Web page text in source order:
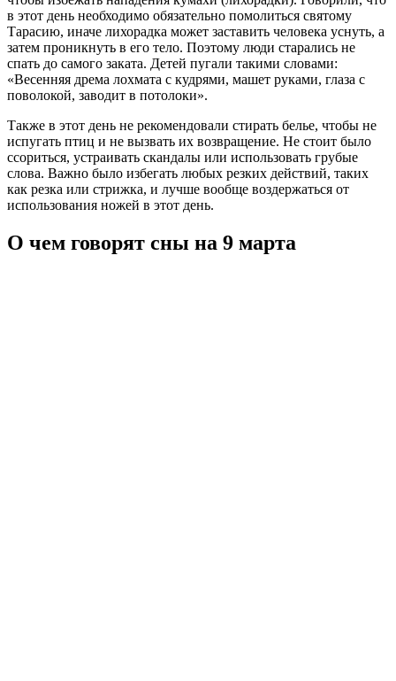
в этот день необходимо обязательно помолиться святому
Тарасию, иначе лихорадка может заставить человека уснуть, а
затем проникнуть в его тело. Поэтому люди старались не
спать до самого заката. Детей пугали такими словами:
«Весенняя дрема лохмата с кудрями, машет руками, глаза с
поволокой, заводит в потолоки».
Также в этот день не рекомендовали стирать белье, чтобы не
испугать птиц и не вызвать их возвращение. Не стоит было
ссориться, устраивать скандалы или использовать грубые
слова. Важно было избегать любых резких действий, таких
как резка или стрижка, и лучше вообще воздержаться от
использования ножей в этот день.
О чем говорят сны на 9 марта